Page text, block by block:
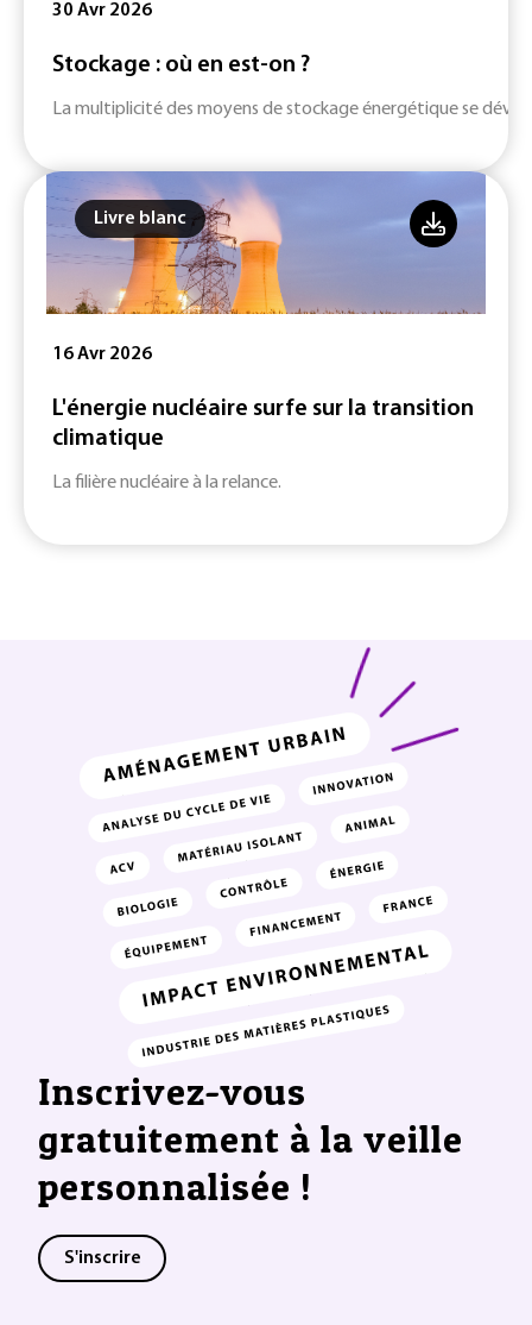
30 Avr 2026
Stockage : où en est-on ?
La multiplicité des moyens de stockage énergétique se
Livre blanc
16 Avr 2026
L'énergie nucléaire surfe sur la transition
climatique
La filière nucléaire à la relance.
Inscrivez-vous
gratuitement à la veille
personnalisée !
S'inscrire